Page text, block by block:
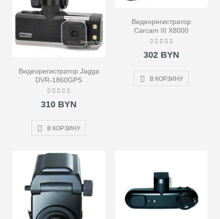
Видеорегистратор Jagga
DVR-1860GPS
310 BYN
В КОРЗИНУ
Видеорегистратор
Carcam III X8000
302 BYN
В КОРЗИНУ